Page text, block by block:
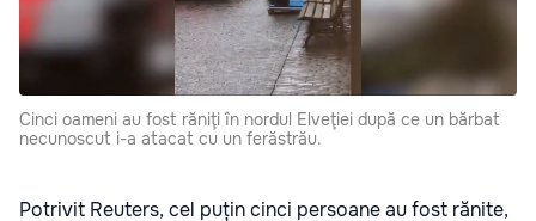
Cinci oameni au fost răniţi în nordul Elveţiei după ce un bărbat
necunoscut i-a atacat cu un ferăstrău.
Potrivit Reuters, cel puțin cinci persoane au fost rănite,